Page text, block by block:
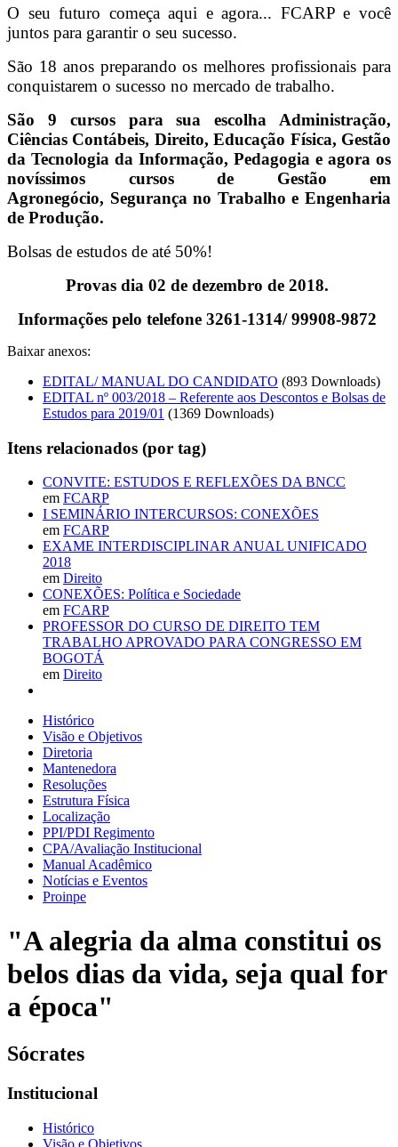
O seu futuro começa aqui e agora... FCARP e você
juntos para garantir o seu sucesso.
São 18 anos preparando os melhores profissionais para
conquistarem o sucesso no mercado de trabalho.
São 9 cursos para sua escolha Administração,
Ciências Contábeis, Direito, Educação Física, Gestão
da Tecnologia da Informação, Pedagogia e agora os
novíssimos cursos de Gestão em
Agronegócio, Segurança no Trabalho e Engenharia
de Produção.
Bolsas de estudos de até 50%!
Provas dia 02 de dezembro de 2018.
Informações pelo telefone 3261-1314/ 99908-9872
Baixar anexos:
EDITAL/ MANUAL DO CANDIDATO (893 Downloads)
EDITAL nº 003/2018 – Referente aos Descontos e Bolsas de
Estudos para 2019/01 (1369 Downloads)
Itens relacionados (por tag)
CONVITE: ESTUDOS E REFLEXÕES DA BNCC
em FCARP
I SEMINÁRIO INTERCURSOS: CONEXÕES
em FCARP
EXAME INTERDISCIPLINAR ANUAL UNIFICADO
2018
em Direito
CONEXÕES: Política e Sociedade
em FCARP
PROFESSOR DO CURSO DE DIREITO TEM
TRABALHO APROVADO PARA CONGRESSO EM
BOGOTÁ
em Direito
Histórico
Visão e Objetivos
Diretoria
Mantenedora
Resoluções
Estrutura Física
Localização
PPI/PDI Regimento
CPA/Avaliação Institucional
Manual Acadêmico
Notícias e Eventos
Proinpe
"A alegria da alma constitui os
belos dias da vida, seja qual for
a época"
Sócrates
Institucional
Histórico
Visão e Objetivos